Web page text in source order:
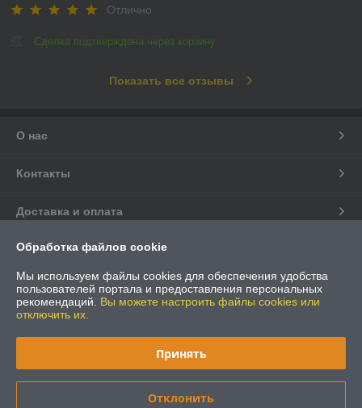
Отлично
Сделка подтверждена через корзину
Показать все отзывы
О нас
Контакты
Доставка и оплата
График работы
Полная версия сайта
Сайт создан на платформе Deal.by
Обработка файлов cookie
Мы используем файлы cookies для обеспечения удобства
пользователей портала и предоставления персональных
рекомендаций. Вы можете настроить файлы cookies или
отключить их.
Принять
Отклонить